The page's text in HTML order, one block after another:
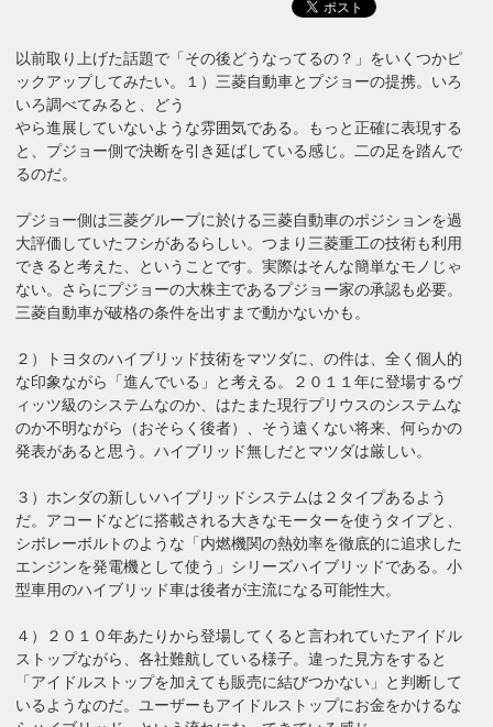
以前取り上げた話題で「その後どうなってるの？」をいくつかピ
ックアップしてみたい。１）三菱自動車とプジョーの提携。いろ
いろ調べてみると、どう
やら進展していないような雰囲気である。もっと正確に表現する
と、プジョー側で決断を引き延ばしている感じ。二の足を踏んで
るのだ。
プジョー側は三菱グループに於ける三菱自動車のポジションを過
大評価していたフシがあるらしい。つまり三菱重工の技術も利用
できると考えた、ということです。実際はそんな簡単なモノじゃ
ない。さらにプジョーの大株主であるプジョー家の承認も必要。
三菱自動車が破格の条件を出すまで動かないかも。
２）トヨタのハイブリッド技術をマツダに、の件は、全く個人的
な印象ながら「進んでいる」と考える。２０１１年に登場するヴ
ィッツ級のシステムなのか、はたまた現行プリウスのシステムな
のか不明ながら（おそらく後者）、そう遠くない将来、何らかの
発表があると思う。ハイブリッド無しだとマツダは厳しい。
３）ホンダの新しいハイブリッドシステムは２タイプあるよう
だ。アコードなどに搭載される大きなモーターを使うタイプと、
シボレーボルトのような「内燃機関の熱効率を徹底的に追求した
エンジンを発電機として使う」シリーズハイブリッドである。小
型車用のハイブリッド車は後者が主流になる可能性大。
４）２０１０年あたりから登場してくると言われていたアイドル
ストップながら、各社難航している様子。違った見方をすると
「アイドルストップを加えても販売に結びつかない」と判断して
いるようなのだ。ユーザーもアイドルストップにお金をかけるな